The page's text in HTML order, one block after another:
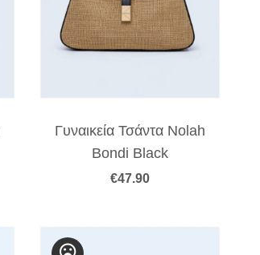
Γυναικεία Τσάντα Nolah
Bondi Black
€47.90